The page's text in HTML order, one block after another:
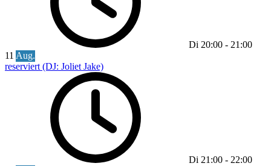
Di 20:00 - 21:00
11 Aug.
reserviert (DJ: Joliet Jake)
Di 21:00 - 22:00